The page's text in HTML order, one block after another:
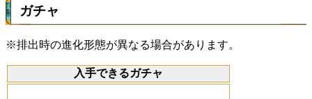
ガチャ
※排出時の進化形態が異なる場合があります。
入手できるガチャ